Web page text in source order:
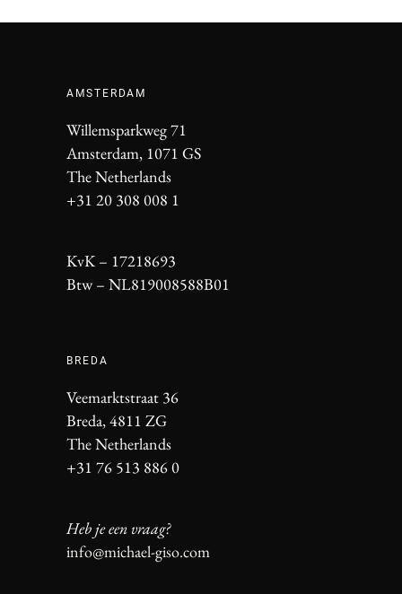
AMSTERDAM
Willemsparkweg 71
Amsterdam, 1071 GS
The Netherlands
+31 20 308 008 1
KvK – 17218693
Btw – NL819008588B01
BREDA
Veemarktstraat 36
Breda, 4811 ZG
The Netherlands
+31 76 513 886 0
Heb je een vraag?
info@michael-giso.com